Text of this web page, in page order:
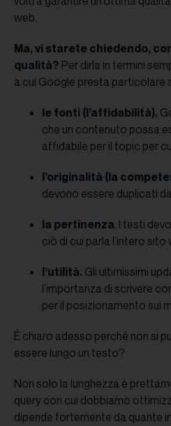
web.
Ma, vi starete chiedendo,
qualità? Per dirla in termini
a cui Google presta particolare
le fonti (l’affidabilità).
che un contenuto possa
affidabile per il topic per
l’originalità (la
devono essere duplicati
la pertinenza. I testi
ciò di cui parla l’intero sito
l’utilità. Gli ultimissimi
l’importanza di scrivere
per il posizionamento sui
È chiaro adesso perché non si
essere lungo un testo?
Non solo la lunghezza è
query con cui dobbiamo
dipende fortemente da quante